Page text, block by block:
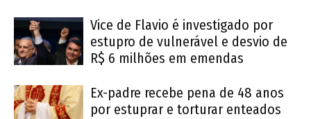
Vice de Flavio é investigado por
estupro de vulnerável e desvio de
R$ 6 milhões em emendas
Ex-padre recebe pena de 48 anos
por estuprar e torturar enteados